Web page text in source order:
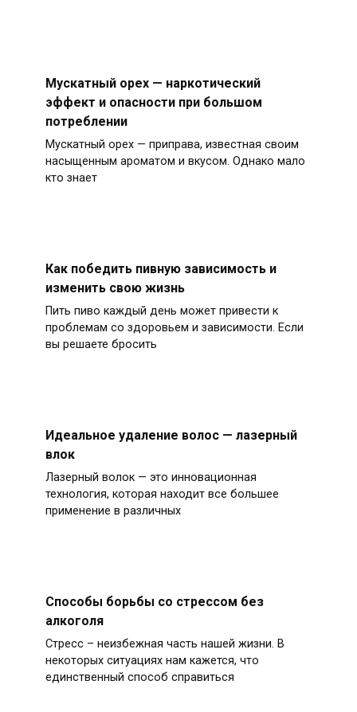
Мускатный орех — наркотический
эффект и опасности при большом
потреблении
Мускатный орех — приправа, известная своим
насыщенным ароматом и вкусом. Однако мало
кто знает
Как победить пивную зависимость и
изменить свою жизнь
Пить пиво каждый день может привести к
проблемам со здоровьем и зависимости. Если
вы решаете бросить
Идеальное удаление волос — лазерный
влок
Лазерный волок — это инновационная
технология, которая находит все большее
применение в различных
Способы борьбы со стрессом без
алкоголя
Стресс – неизбежная часть нашей жизни. В
некоторых ситуациях нам кажется, что
единственный способ справиться